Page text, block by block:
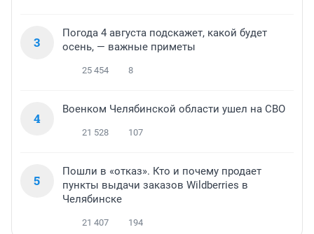
3
Погода 4 августа подскажет, какой будет
осень, — важные приметы
25 454 8
4
Военком Челябинской области ушел на СВО
21 528 107
5
Пошли в «отказ». Кто и почему продает
пункты выдачи заказов Wildberries в
Челябинске
21 407 194